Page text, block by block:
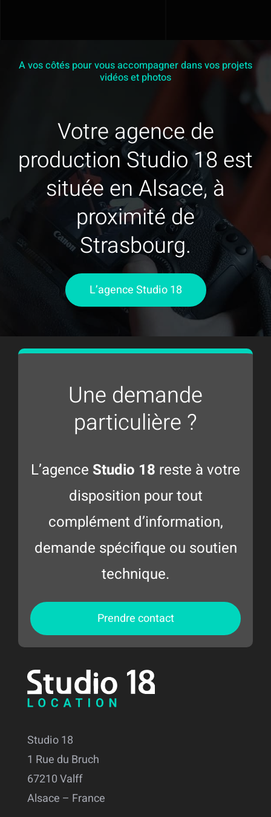
Contact
/
Jour.
55,00 €
/
A vos côtés pour vous accompagner dans vos projets
vidéos et photos
Votre agence de
production Studio 18 est
située en Alsace, à
proximité de
Strasbourg.
L’agence Studio 18
Une demande
particulière ?
L’agence Studio 18 reste à votre
disposition pour tout
complément d’information,
demande spécifique ou soutien
technique.
Prendre contact
Studio 18
1 Rue du Bruch
67210 Valff
Alsace – France